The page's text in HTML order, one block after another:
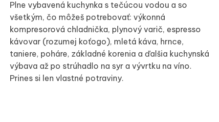
Plne vybavená kuchynka s tečúcou vodou a so
všetkým, čo môžeš potrebovať: výkonná
kompresorová chladnička, plynový varič, espresso
kávovar (rozumej koťogo), mletá káva, hrnce,
taniere, poháre, základné korenia a ďalšia kuchynská
výbava až po strúhadlo na syr a vývrtku na víno.
Prines si len vlastné potraviny.